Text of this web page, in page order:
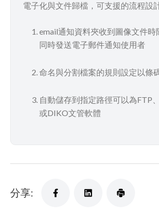
電子化與文件歸檔，可支援的流程設
email通知資料夾收到圖像文件時
同時發送電子郵件通知使用者
命名與分割檔案的規則設定以條
自動儲存到指定路徑可以為FTP
或DIKO文管軟體
分享: